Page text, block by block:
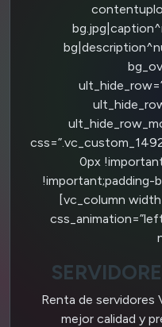
0px
!important;padding-
[vc_column
Renta de servidores
mejor calidad y